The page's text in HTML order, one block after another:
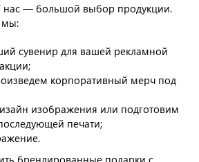
нас — большой выбор продукции.
мы:
сувенир для вашей рекламной
корпоративный мерч под
изображения или подготовим
печати;
брендированные подарки с